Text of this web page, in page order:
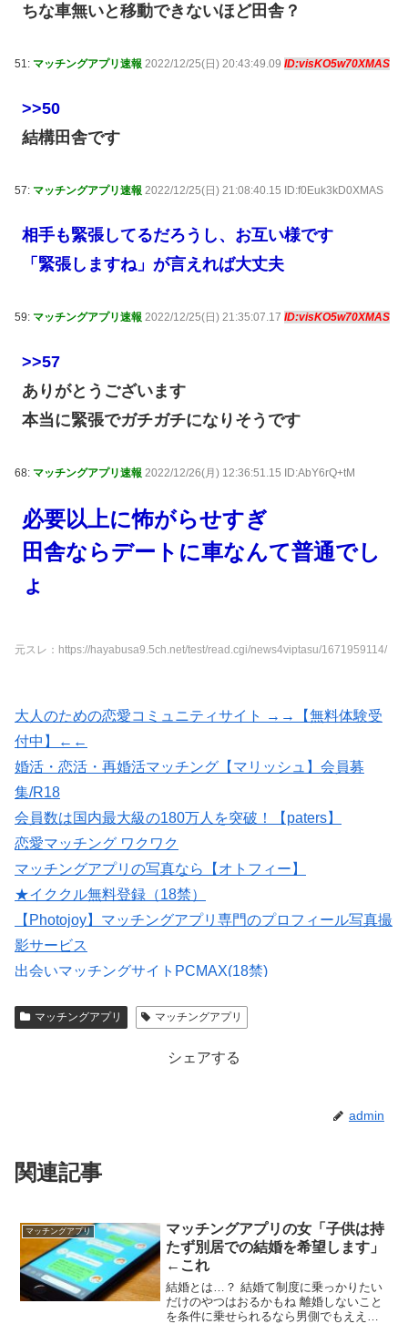
ちな車無いと移動できないほど田舎？
51: マッチングアプリ速報 2022/12/25(日) 20:43:49.09 ID:visKO5w70XMAS
>>50
結構田舎です
57: マッチングアプリ速報 2022/12/25(日) 21:08:40.15 ID:f0Euk3kD0XMAS
相手も緊張してるだろうし、お互い様です
「緊張しますね」が言えれば大丈夫
59: マッチングアプリ速報 2022/12/25(日) 21:35:07.17 ID:visKO5w70XMAS
>>57
ありがとうございます
本当に緊張でガチガチになりそうです
68: マッチングアプリ速報 2022/12/26(月) 12:36:51.15 ID:AbY6rQ+tM
必要以上に怖がらせすぎ
田舎ならデートに車なんて普通でし
ょ
元スレ：https://hayabusa9.5ch.net/test/read.cgi/news4viptasu/1671959114/
大人のための恋愛コミュニティサイト →→【無料体験受
付中】←←
婚活・恋活・再婚活マッチング【マリッシュ】会員募
集/R18
会員数は国内最大級の180万人を突破！【paters】
恋愛マッチング ワクワク
マッチングアプリの写真なら【オトフィー】
★イククル無料登録（18禁）
【Photojoy】マッチングアプリ専門のプロフィール写真撮
影サービス
出会いマッチングサイトPCMAX(18禁)
いいねがもらえる写真を撮影【マッチングフォト】
マッチングアプリ マッチングアプリ
シェアする
admin
関連記事
マッチングアプリ
マッチングアプリの女「子供は持
たず別居での結婚を希望します」
←これ
結婚とは…？ 結婚て制度に乗っかりたい
だけのやつはおるかもね 離婚しないこと
を条件に乗せられるなら男側でもええっ